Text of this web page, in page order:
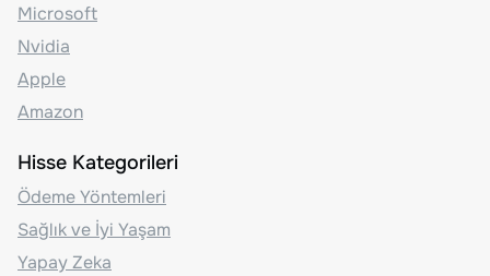
Microsoft
Nvidia
Apple
Amazon
Hisse Kategorileri
Ödeme Yöntemleri
Sağlık ve İyi Yaşam
Yapay Zeka